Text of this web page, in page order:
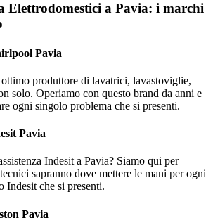
Elettrodomestici a Pavia: i marchi
Pavia
produttore di lavatrici, lavastoviglie,
solo. Operiamo con questo brand da anni e
ogni singolo problema che si presenti.
Pavia
Indesit a Pavia? Siamo qui per
sapranno dove mettere le mani per ogni
Indesit che si presenti.
Pavia